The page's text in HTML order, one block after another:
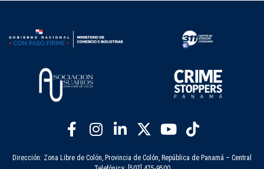
Dirección: Zona Libre de Colón, Provincia de Colón, República de Panamá – Central